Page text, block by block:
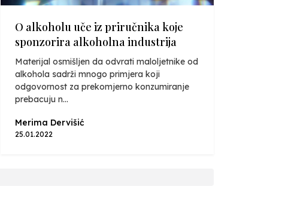
O alkoholu uče iz priručnika koje
sponzorira alkoholna industrija
Materijal osmišljen da odvrati maloljetnike od
alkohola sadrži mnogo primjera koji
odgovornost za prekomjerno konzumiranje
prebacuju n...
Merima Dervišić
25.01.2022